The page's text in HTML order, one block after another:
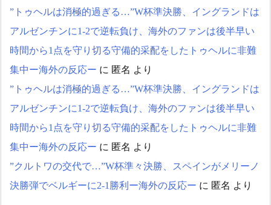
”トゥヘルは消極的過ぎる…”W杯準決勝、イングランドは
アルゼンチンに1-2で逆転負け、海外のファンは後半早い
時間から1点を守り切る守備的采配をしたトゥヘルに非難
集中ー海外の反応ー に 匿名 より
”トゥヘルは消極的過ぎる…”W杯準決勝、イングランドは
アルゼンチンに1-2で逆転負け、海外のファンは後半早い
時間から1点を守り切る守備的采配をしたトゥヘルに非難
集中ー海外の反応ー に 匿名 より
”クルトワの交代で…”W杯準々決勝、スペインがメリーノ
決勝弾でベルギーに2-1勝利ー海外の反応ー に 匿名 より